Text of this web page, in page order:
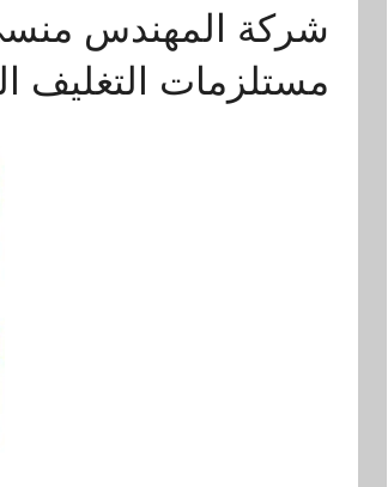
شركة المهندس
مستلزمات التغليف